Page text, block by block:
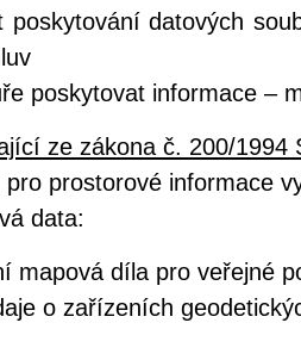
poskytování datových
poskytovat informace –
ze zákona č. 200/1994
prostorové informace
data:
mapová díla pro veřejné
o zařízeních